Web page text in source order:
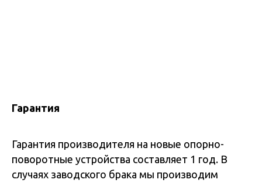
Гарантия
Гарантия производителя на новые опорно-
поворотные устройства составляет 1 год. В
случаях заводского брака мы производим